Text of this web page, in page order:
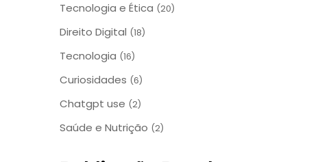
Tecnologia e Ética (20)
Direito Digital (18)
Tecnologia (16)
Curiosidades (6)
Chatgpt use (2)
Saúde e Nutrição (2)